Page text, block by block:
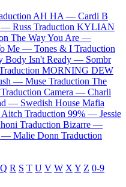
AH HA — Cardi B
— Russ Traduction KYLIAN
The Way You Are —
Me — Tones & I Traduction
Body Isn't Ready — Sombr
MORNING DEW
— Muse Traduction The
Traduction Camera — Charli
— Swedish House Mafia
Aitch Traduction 99% — Jessie
Traduction Bizarre —
— Malie Donn Traduction
Q R S T U V W X Y Z 0-9